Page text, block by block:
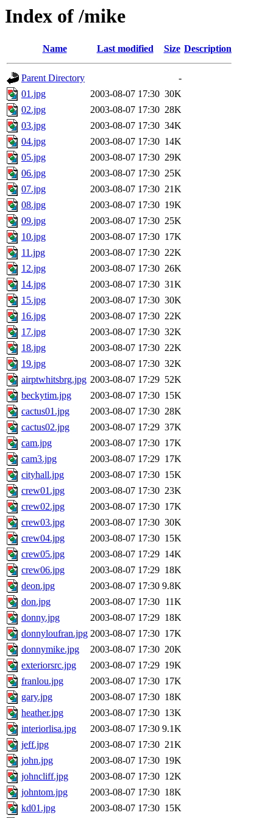
Index of /mike
Name Last modified Size Description
Parent Directory
-
01.jpg
2003-08-07 17:30 30K
02.jpg
2003-08-07 17:30 28K
03.jpg
2003-08-07 17:30 34K
04.jpg
2003-08-07 17:30 14K
05.jpg
2003-08-07 17:30 29K
06.jpg
2003-08-07 17:30 25K
07.jpg
2003-08-07 17:30 21K
08.jpg
2003-08-07 17:30 19K
09.jpg
2003-08-07 17:30 25K
10.jpg
2003-08-07 17:30 17K
11.jpg
2003-08-07 17:30 22K
12.jpg
2003-08-07 17:30 26K
14.jpg
2003-08-07 17:30 31K
15.jpg
2003-08-07 17:30 30K
16.jpg
2003-08-07 17:30 22K
17.jpg
2003-08-07 17:30 32K
18.jpg
2003-08-07 17:30 22K
19.jpg
2003-08-07 17:30 32K
airptwhitsbrg.jpg 2003-08-07 17:29 52K
beckytim.jpg
2003-08-07 17:30 15K
cactus01.jpg
2003-08-07 17:30 28K
cactus02.jpg
2003-08-07 17:29 37K
cam.jpg
2003-08-07 17:30 17K
cam3.jpg
2003-08-07 17:29 17K
cityhall.jpg
2003-08-07 17:30 15K
crew01.jpg
2003-08-07 17:30 23K
crew02.jpg
2003-08-07 17:30 17K
crew03.jpg
2003-08-07 17:30 30K
crew04.jpg
2003-08-07 17:30 15K
crew05.jpg
2003-08-07 17:29 14K
crew06.jpg
2003-08-07 17:29 18K
deon.jpg
2003-08-07 17:30 9.8K
don.jpg
2003-08-07 17:30 11K
donny.jpg
2003-08-07 17:29 18K
donnyloufran.jpg 2003-08-07 17:30 17K
donnymike.jpg
2003-08-07 17:30 20K
exteriorsrc.jpg
2003-08-07 17:29 19K
franlou.jpg
2003-08-07 17:30 17K
gary.jpg
2003-08-07 17:30 18K
heather.jpg
2003-08-07 17:30 13K
interiorlisa.jpg
2003-08-07 17:30 9.1K
jeff.jpg
2003-08-07 17:30 21K
john.jpg
2003-08-07 17:30 19K
johncliff.jpg
2003-08-07 17:30 12K
johntom.jpg
2003-08-07 17:30 18K
kd01.jpg
2003-08-07 17:30 15K